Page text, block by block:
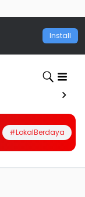
Install
#LokalBerdaya